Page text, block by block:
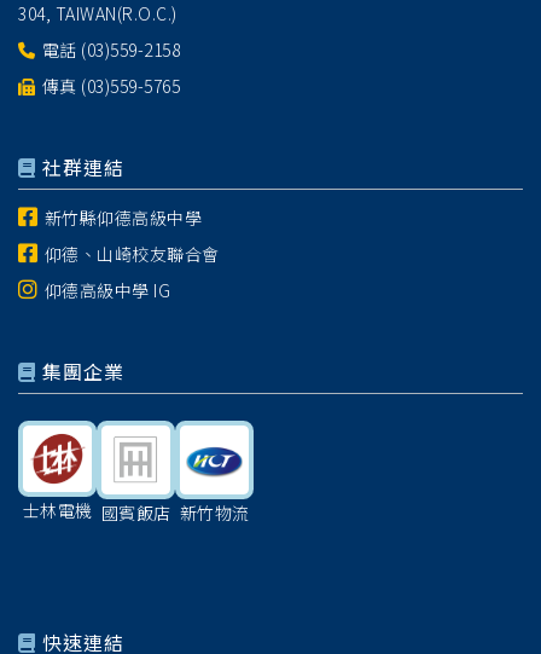
304, TAIWAN(R.O.C.)
電話 (03)559-2158
傳真 (03)559-5765
社群連結
新竹縣仰德高級中學
仰德、山崎校友聯合會
仰德高級中學 IG
集團企業
士林電機 國賓飯店 新竹物流
快速連結